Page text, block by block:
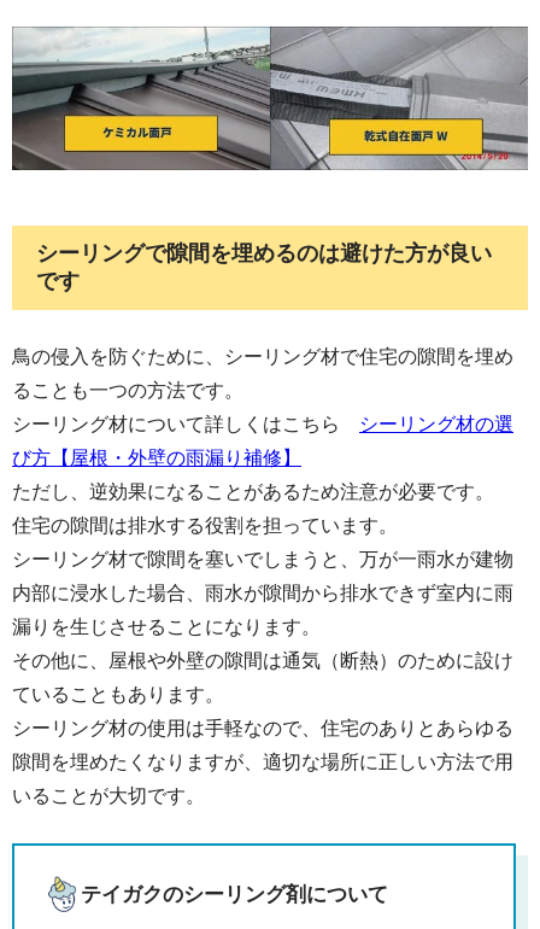
シーリングで隙間を埋めるのは避けた方が良い
です
鳥の侵入を防ぐために、シーリング材で住宅の隙間を埋め
ることも一つの方法です。
シーリング材について詳しくはこちら
シーリング材の選
び方【屋根・外壁の雨漏り補修】
ただし、逆効果になることがあるため注意が必要です。
住宅の隙間は排水する役割を担っています。
シーリング材で隙間を塞いでしまうと、万が一雨水が建物
内部に浸水した場合、雨水が隙間から排水できず室内に雨
漏りを生じさせることになります。
その他に、屋根や外壁の隙間は通気（断熱）のために設け
ていることもあります。
シーリング材の使用は手軽なので、住宅のありとあらゆる
隙間を埋めたくなりますが、適切な場所に正しい方法で用
いることが大切です。
テイガクのシーリング剤について